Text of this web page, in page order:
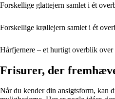
Forskellige glattejern samlet i ét
Forskellige krøllejern samlet i ét
Hårfjernere – et hurtigt overblik over
Frisurer, der
Når du kender din ansigtsform, kan